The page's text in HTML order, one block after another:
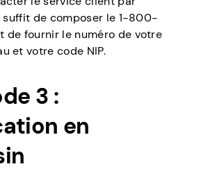
suffit de composer le 1-800-
de fournir le numéro de votre
et votre code NIP.
3 :
en